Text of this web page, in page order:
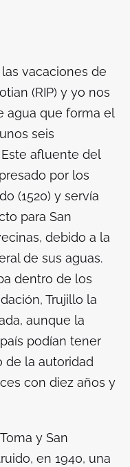
vacaciones de
(RIP) y yo nos
agua que forma el
seis
afluente del
por los
(1520) y servía
para San
debido a la
de sus aguas.
dentro de los
, Trujillo la
aunque la
podían tener
de la autoridad
con diez años y
y San
en 1940, una